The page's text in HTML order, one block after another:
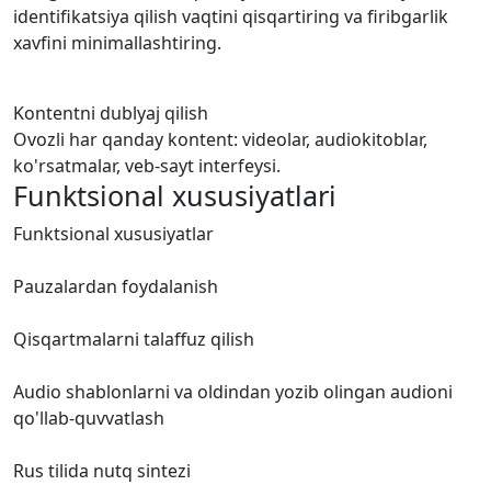
identifikatsiya qilish vaqtini qisqartiring va firibgarlik
xavfini minimallashtiring.
Kontentni dublyaj qilish
Ovozli har qanday kontent: videolar, audiokitoblar,
ko'rsatmalar, veb-sayt interfeysi.
Funktsional xususiyatlari
Funktsional xususiyatlar
Pauzalardan foydalanish
Qisqartmalarni talaffuz qilish
Audio shablonlarni va oldindan yozib olingan audioni
qo'llab-quvvatlash
Rus tilida nutq sintezi